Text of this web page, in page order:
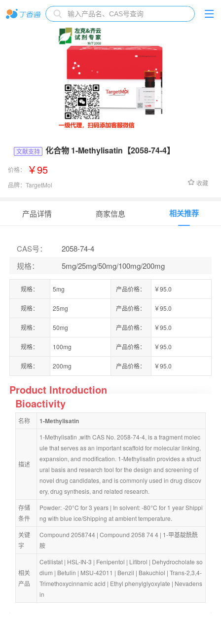
文献支持 化合物 1-Methylisatin【2058-74-4】
价格： ￥95
品牌： TargetMol 收藏
产品详情 商家信息 相关推荐
CAS号：
2058-74-4
规格： 5mg/25mg/50mg/100mg/200mg
规格： 5mg 产品价格： ￥95.0
规格： 25mg 产品价格： ￥95.0
规格： 50mg 产品价格： ￥95.0
规格： 100mg 产品价格： ￥95.0
规格： 200mg 产品价格： ￥95.0
Product Introduction
Bioactivity
名称 1-Methylisatin
描述
1-Methylisatin ,with CAS No. 2058-74-4, is a fragment molec
ule that serves as an important scaffold for molecular linking,
expansion, and modification. 1-Methylisatin provides a struct
ural basis and research tool for the design and screening of
novel drug candidates, and is commonly used in drug discov
ery, drug synthesis, and related research.
存储
条件
Powder: -20°C for 3 years | In solvent: -80°C for 1 year Shippi
ng with blue ice/Shipping at ambient temperature.
关键
字
Compound 2058744 | Compound 2058 74 4 | 1-甲基靛酰酰
胺
相关
产品
Cetilistat | HSL-IN-3 | Fenipentol | Lifibrol | Dehydrocholate so
dium | Betulin | MSU-42011 | Benzil | Bakuchiol | Trans-2,3,4-
Trimethoxycinnamic acid | Ethyl phenylglyoxylate | Nevadens
in